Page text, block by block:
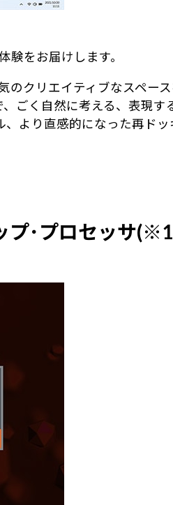
験をお届けします。
クリエイティブなスペー
ごく自然に考える、表現す
より直感的になった再ド
プ･プロセッサ